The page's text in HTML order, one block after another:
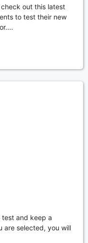
out this latest
to test their new
test and keep a
are selected, you will